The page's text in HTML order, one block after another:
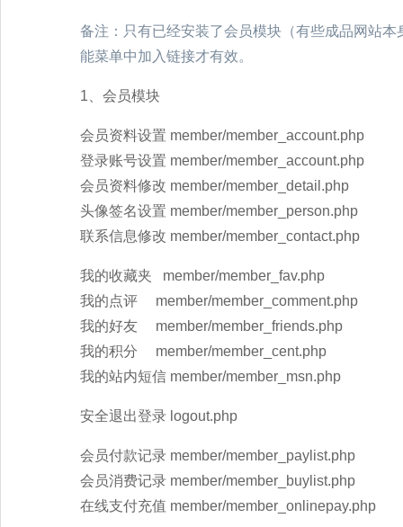
备注：只有已经安装了会员模块（有些成品网站
能菜单中加入链接才有效。
1、会员模块
会员资料设置 member/member_account.php
登录账号设置 member/member_account.php
会员资料修改 member/member_detail.php
头像签名设置 member/member_person.php
联系信息修改 member/member_contact.php
我的收藏夹 member/member_fav.php
我的点评 member/member_comment.php
我的好友 member/member_friends.php
我的积分 member/member_cent.php
我的站内短信 member/member_msn.php
安全退出登录 logout.php
会员付款记录 member/member_paylist.php
会员消费记录 member/member_buylist.php
在线支付充值 member/member_onlinepay.php